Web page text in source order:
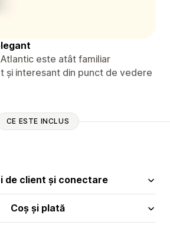
este atât familiar
și interesant din punct de vedere
CE ESTE INCLUS
de client și conectare
Coș și plată